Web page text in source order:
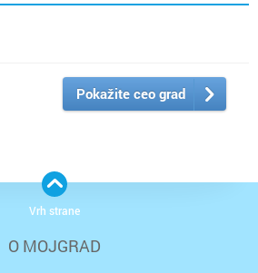
Pokažite ceo grad
O MOJGRAD
Vrh strane